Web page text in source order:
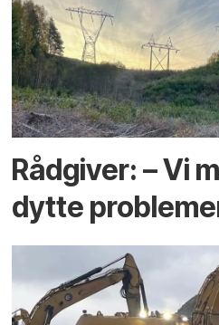
Rådgiver: – Vi
dytte